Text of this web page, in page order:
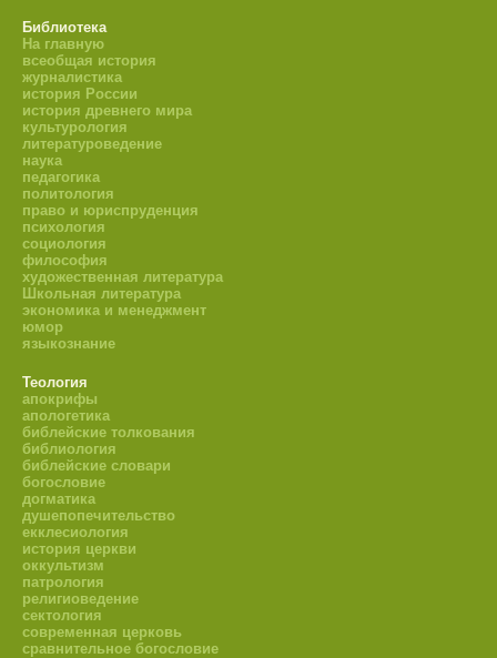
Библиотека
На главную
всеобщая история
журналистика
история России
история древнего мира
культурология
литературоведение
наука
педагогика
политология
право и юриспруденция
психология
социология
философия
художественная литература
Школьная литература
экономика и менеджмент
юмор
языкознание
Теология
апокрифы
апологетика
библейские толкования
библиология
библейские словари
богословие
догматика
душепопечительство
екклесиология
история церкви
оккультизм
патрология
религиоведение
сектология
современная церковь
сравнительное богословие